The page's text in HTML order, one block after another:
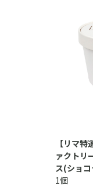
【リマ
ァクトリ
ス(ショ
1個